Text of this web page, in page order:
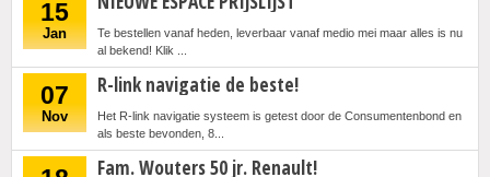
15
Jan
Te bestellen vanaf heden, leverbaar vanaf medio mei maar alles is nu
al bekend! Klik ...
07
Nov
R-link navigatie de beste!
Het R-link navigatie systeem is getest door de Consumentenbond en
als beste bevonden, 8...
Fam. Wouters 50 jr. Renault!